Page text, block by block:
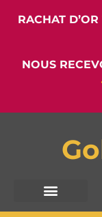
RACHAT D’OR
NOUS